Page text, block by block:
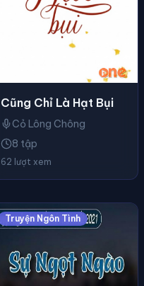
Cũng Chỉ Là Hạt Bụi
Cỏ Lông Chông
8 tập
62 lượt xem
Truyện Ngôn Tình